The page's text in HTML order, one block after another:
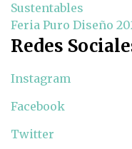
Sustentables
Feria Puro Diseño
Redes
Instagram
Facebook
Twitter